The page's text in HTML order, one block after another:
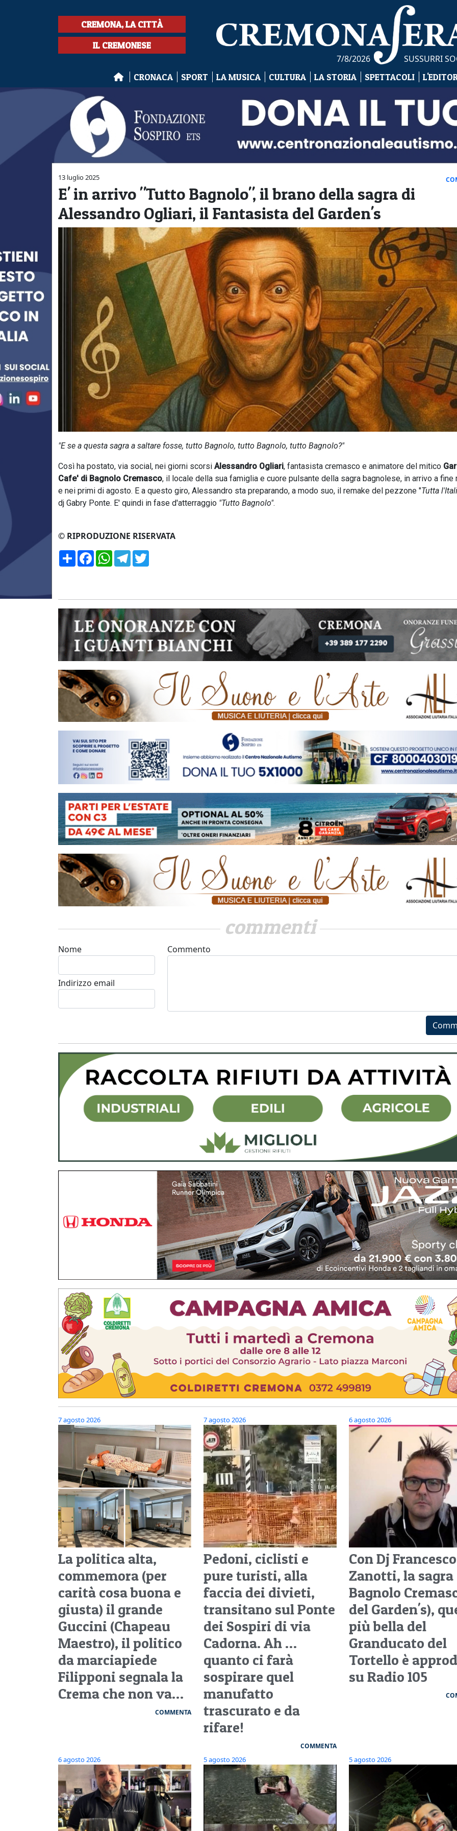
CREMONA, LA CITTÀ
IL CREMONESE
7/8/2026 SUSSURRI
CRONACA SPORT LA MUSICA CULTURA LA STORIA SPETTACOLI
13 luglio 2025
E' in arrivo "Tutto Bagnolo", il brano della sagra di
Alessandro Ogliari, il Fantasista del Garden's
"E se a questa sagra a saltare fosse, tutto Bagnolo, tutto Bagnolo, tutto Bagnolo?"
Così ha postato, via social, nei giorni scorsi Alessandro Ogliari, fantasista cremasco e animatore del mitico
Cafe' di Bagnolo Cremasco, il locale della sua famiglia e cuore pulsante della sagra bagnolese, in arrivo a fine
e nei primi di agosto. E a questo giro, Alessandro sta preparando, a modo suo, il remake del pezzone "Tutta
dj Gabry Ponte. E' quindi in fase d'atterraggio "Tutto Bagnolo".
© RIPRODUZIONE RISERVATA
CondividiFacebookWhatsApp
Telegram
commenti
Nome
Indirizzo email
Commento
7 agosto 2026
La politica alta,
commemora (per
carità cosa buona e
giusta) il grande
Guccini (Chapeau
Maestro), il politico
da marciapiede
Filipponi segnala la
Crema che non va…
COMMENTA
7 agosto 2026
Pedoni, ciclisti e
pure turisti, alla
faccia dei divieti,
transitano sul Ponte
dei Sospiri di via
Cadorna. Ah …
quanto ci farà
sospirare quel
manufatto
trascurato e da
rifare!
COMMENTA
6 agosto 2026
Con Dj Francesco
Zanotti, la
Bagnolo
del Garden's),
più bella del
Granducato del
Tortello è
su Radio 105
6 agosto 2026 5 agosto 2026 5 agosto 2026